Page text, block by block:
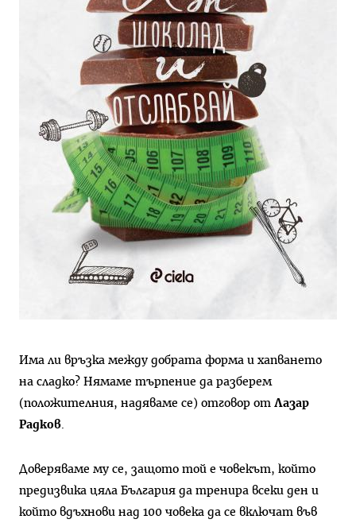
Има ли връзка между добрата форма и хапването
на сладко? Нямаме търпение да разберем
(положителния, надяваме се) отговор от Лазар
Радков.
Доверяваме му се, защото той е човекът, който
предизвика цяла България да тренира всеки ден и
който вдъхнови над 100 човека да се включат във